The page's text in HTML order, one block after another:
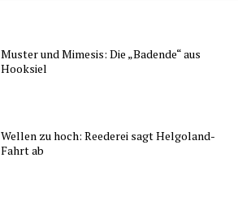
Muster und Mimesis: Die „Badende“ aus
Hooksiel
Wellen zu hoch: Reederei sagt Helgoland-
Fahrt ab